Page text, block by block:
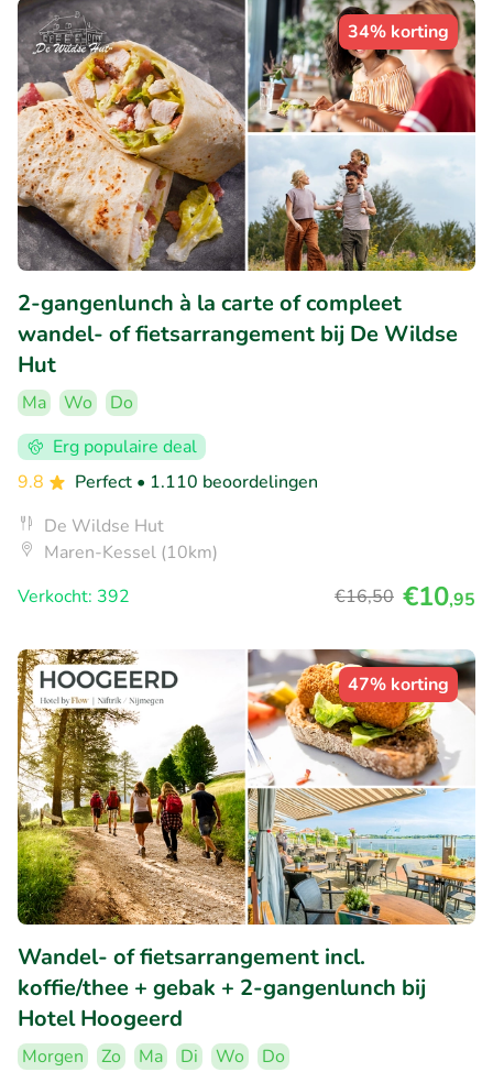
34% korting
2-gangenlunch à la carte of compleet
wandel- of fietsarrangement bij De Wildse
Hut
Ma Wo
Do
Erg populaire deal
9.8
Perfect • 1.110 beoordelingen
De Wildse Hut
Maren-Kessel (10km)
Verkocht: 392
€16,50 €10,95
47% korting
Wandel- of fietsarrangement incl.
koffie/thee + gebak + 2-gangenlunch bij
Hotel Hoogeerd
Morgen Zo Ma Di Wo
Do